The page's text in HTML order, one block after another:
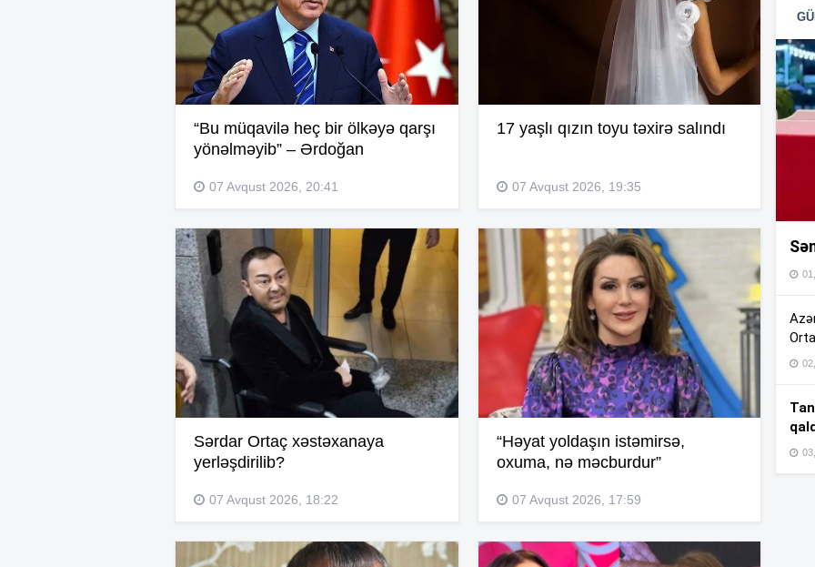
“Bu müqavilə heç bir ölkəyə qarşı
yönəlməyib” – Ərdoğan
07 Avqust 2026, 20:41
17 yaşlı qızın toyu təxirə salındı
07 Avqust 2026, 19:35
Sərdar Ortaç xəstəxanaya
yerləşdirilib?
07 Avqust 2026, 18:22
“Həyat yoldaşın istəmirsə,
oxuma, nə məcburdur”
07 Avqust 2026, 17:59